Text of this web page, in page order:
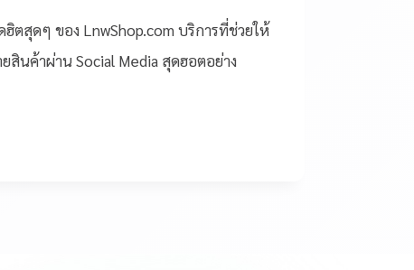
ตสุดๆ ของ LnwShop.com บริการที่ช่วยให้
นค้าผ่าน Social Media สุดฮอตอย่าง